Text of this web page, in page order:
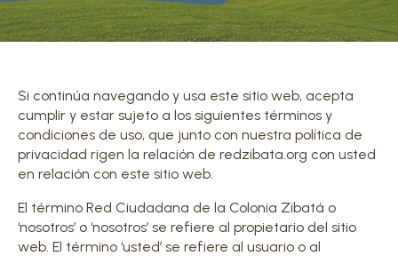
Si continúa navegando y usa este sitio web, acepta
cumplir y estar sujeto a los siguientes términos y
condiciones de uso, que junto con nuestra política de
privacidad rigen la relación de redzibata.org con usted
en relación con este sitio web.
El término Red Ciudadana de la Colonia Zibatá o
‘nosotros’ o ‘nosotros’ se refiere al propietario del sitio
web. El término ‘usted’ se refiere al usuario o al